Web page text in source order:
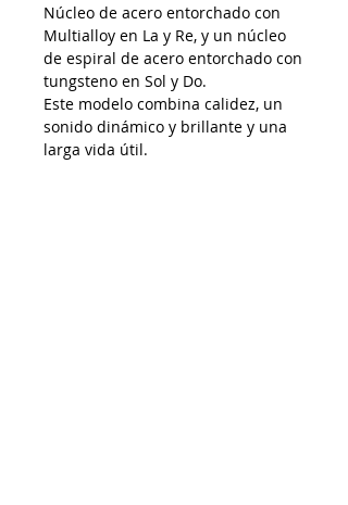
Núcleo de acero entorchado con
Multialloy en La y Re, y un núcleo
de espiral de acero entorchado con
tungsteno en Sol y Do.
Este modelo combina calidez, un
sonido dinámico y brillante y una
larga vida útil.